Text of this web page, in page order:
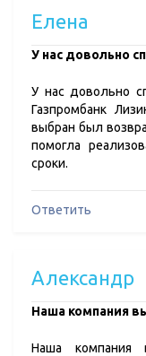
Елена
​У нас довольно
У нас довольно
Газпромбанк
выбран был
помогла
сроки.
Ответить
Александр
​Наша компания
Наша компания